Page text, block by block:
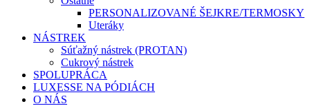
PERSONALIZOVANÉ ŠEJKRE/TERMOSKY
Uteráky
NÁSTREK
Súťažný nástrek (PROTAN)
Cukrový nástrek
SPOLUPRÁCA
LUXESSE NA PÓDIÁCH
O NÁS